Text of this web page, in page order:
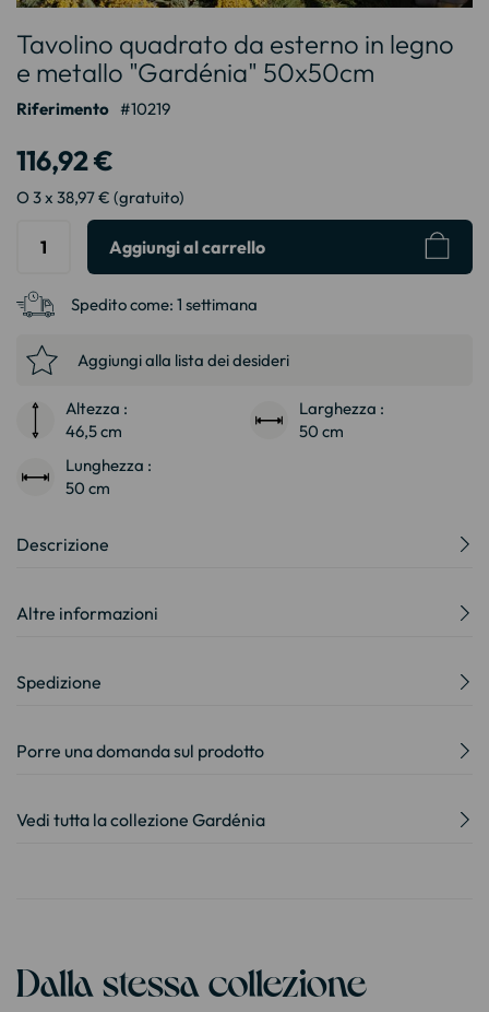
all'inizio
della
galleria
di
Tavolino quadrato da esterno in legno
e metallo "Gardénia" 50x50cm
Riferimento 10219
116,92 €
O 3 x 38,97 € (gratuito)
Aggiungi al carrello
Spedito come: 1 settimana
Aggiungi alla lista dei desideri
Altezza :
46,5 cm
Larghezza :
50 cm
Lunghezza :
50 cm
Descrizione
Altre informazioni
Spedizione
Porre una domanda sul prodotto
Vedi tutta la collezione Gardénia
Dalla stessa collezione